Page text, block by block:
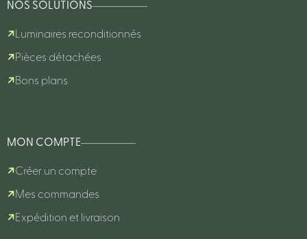
NOS SOLUTIONS
Luminaires reconditionnés
Pièces détachées
Bons plans
MON COMPTE
Créer un compte
Mes commandes
Expédition et livraison